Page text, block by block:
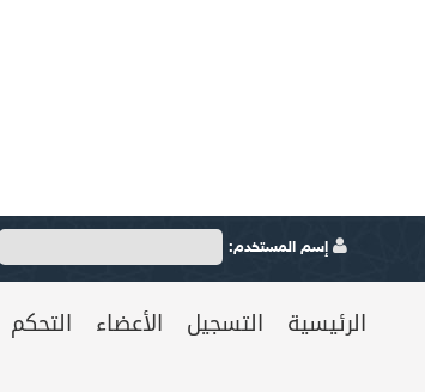
إسم المستخدم:
الرئيسية التسجيل الأعضاء التحكم